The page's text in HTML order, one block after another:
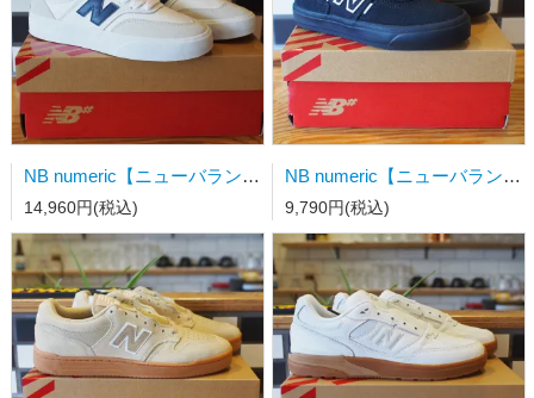
NB numeric【ニューバランス】スケートシューズ UN340WVS
14,960円(税込)
NB numeric【ニューバランス】スケートシューズ Y306BSD キッズ
9,790円(税込)